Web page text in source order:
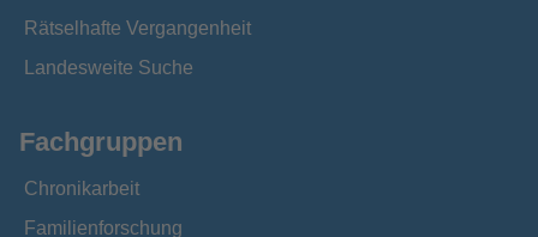
Rätselhafte Vergangenheit
Landesweite Suche
Fachgruppen
Chronikarbeit
Familienforschung